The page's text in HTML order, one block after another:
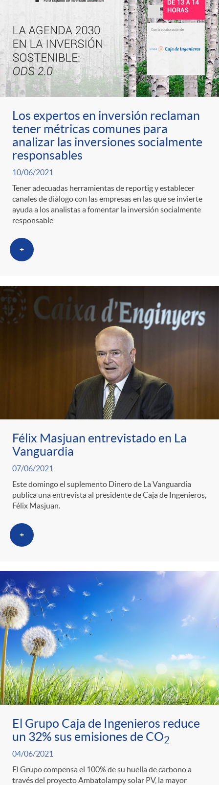
Los expertos en inversión reclaman
tener métricas comunes para
analizar las inversiones socialmente
responsables
10/06/2021
Tener adecuadas herramientas de reportig y establecer
canales de diálogo con las empresas en las que se invierte
ayuda a los analistas a fomentar la inversión socialmente
responsable
+
Félix Masjuan entrevistado en La
Vanguardia
07/06/2021
Este domingo el suplemento Dinero de La Vanguardia
publica una entrevista al presidente de Caja de Ingenieros,
Félix Masjuan.
+
El Grupo Caja de Ingenieros reduce
un 32% sus emisiones de CO2
04/06/2021
El Grupo compensa el 100% de su huella de carbono a
través del proyecto Ambatolampy solar PV, la mayor